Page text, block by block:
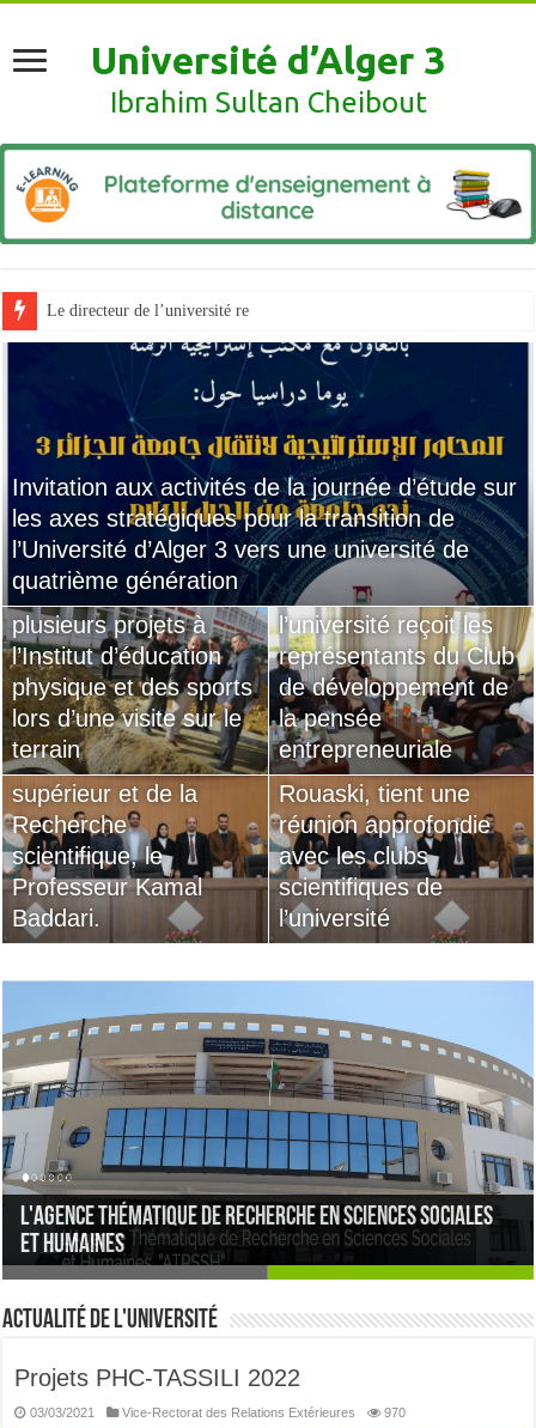
Université d’Alger 3
Ibrahim Sultan Cheibout
Le directeur de l’université reçoit les représentants du Club de dévelop
Invitation aux activités de la journée d’étude sur
les axes stratégiques pour la transition de
l’Université d’Alger 3 vers une université de
quatrième génération
Le directeur de
l’université inspecte
plusieurs projets à
l’Institut d’éducation
physique et des sports
lors d’une visite sur le
terrain
Le directeur de
l’université reçoit les
représentants du Club
de développement de
la pensée
entrepreneuriale
Les clubs scientifiques
de l’Université d’Alger
3 saluent vivement la
stratégie réformatrice
globale de Son
Excellence le Ministre
de l’Enseignement
supérieur et de la
Recherche
scientifique, le
Professeur Kamal
Baddari.
Le directeur de
l’université, le
professeur Khaled
Rouaski, tient une
réunion approfondie
avec les clubs
scientifiques de
l’université
Study in Algeria
l'agence thématique de recherche en sciences sociales
et humaines
Actualité de l'université
Projets PHC-TASSILI 2022
03/03/2021 Vice-Rectorat des Relations Extérieures 970